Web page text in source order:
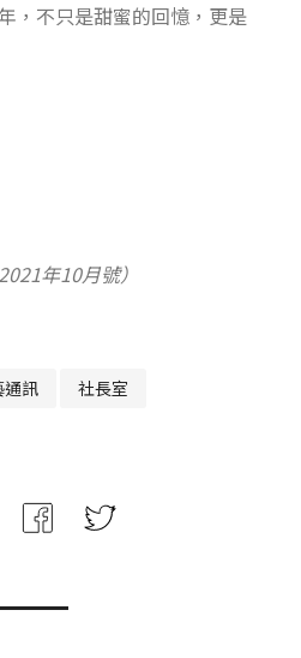
，不只是甜蜜的回憶，更是
年10月號）
通訊 社長室